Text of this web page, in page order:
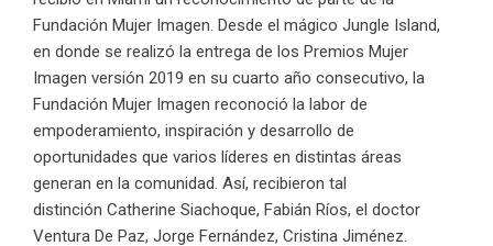
Fundación Mujer Imagen. Desde el mágico Jungle Island,
en donde se realizó la entrega de los Premios Mujer
Imagen versión 2019 en su cuarto año consecutivo, la
Fundación Mujer Imagen reconoció la labor de
empoderamiento, inspiración y desarrollo de
oportunidades que varios líderes en distintas áreas
generan en la comunidad. Así, recibieron tal
distinción Catherine Siachoque, Fabián Ríos, el doctor
Ventura De Paz, Jorge Fernández, Cristina Jiménez.